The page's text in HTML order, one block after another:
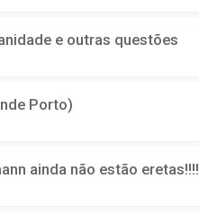
e outras questões
Porto)
ainda não estão eretas!!!!